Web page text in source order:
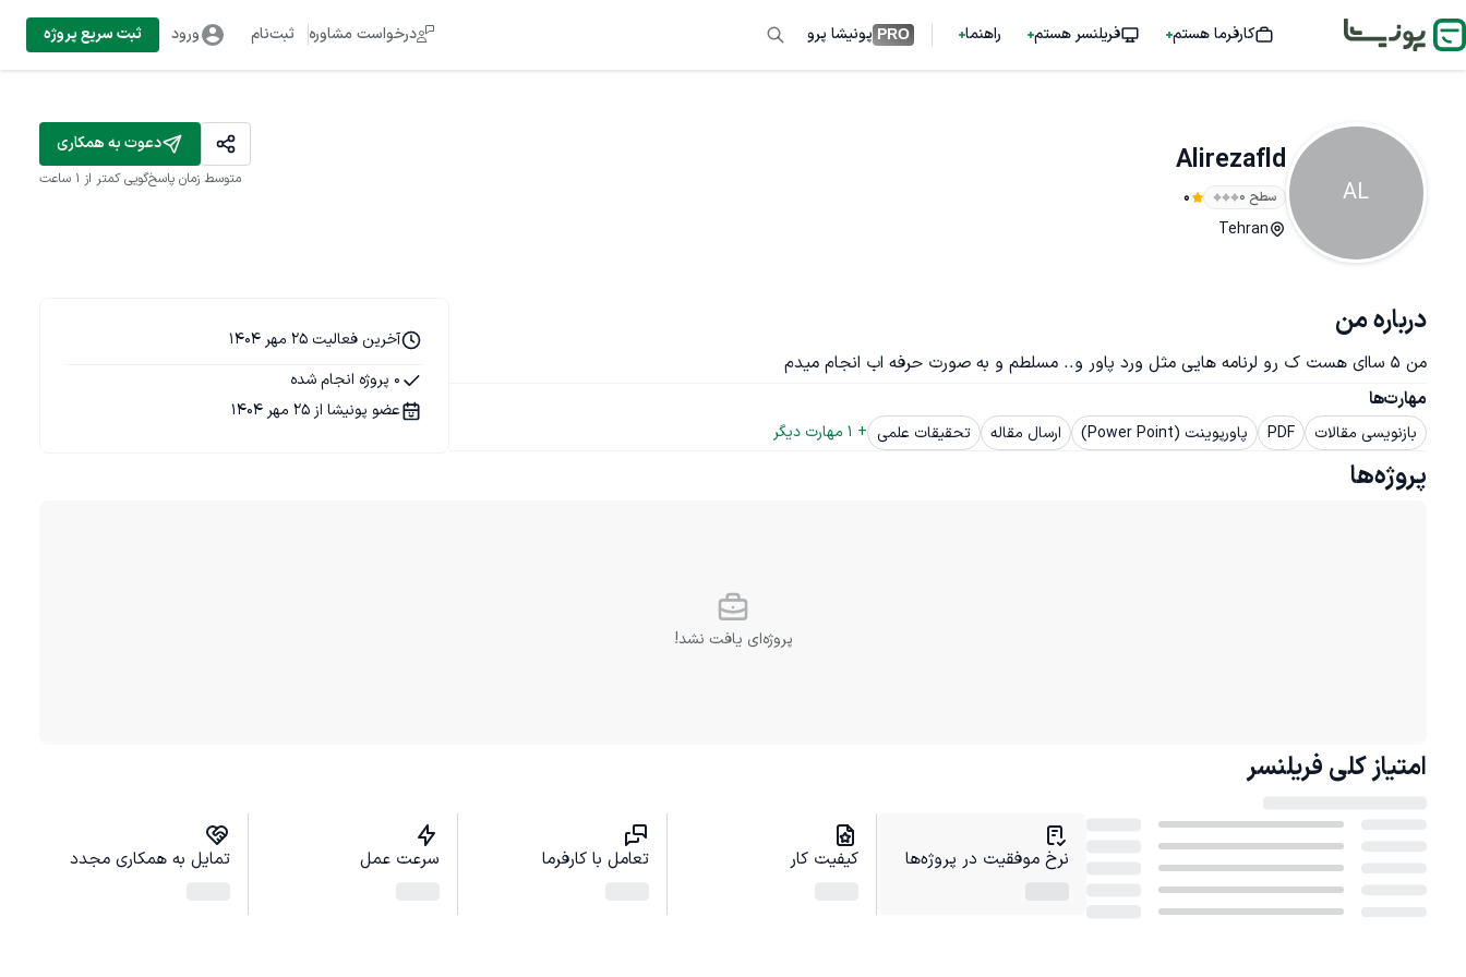
کارفرما هستم فریلنسر هستم راهنما PRO پونیشا پرو درخواست مشاوره ثبت‌نام ورود ثبت سریع پروژه
AL
Alirezafld
سطح ۰ 0
Tehran
دعوت به همکاری
متوسط زمان پاسخ‌گویی کمتر از 1 ساعت
درباره من
من ۵ ساای هست ک رو لرنامه هایی مثل ورد پاور و.. مسلطم و به صورت حرفه اب انجام میدم
مهارت‌ها
بازنویسی مقالات PDF پاورپوینت (Power Point) ارسال مقاله تحقیقات علمی +
1 مهارت دیگر
آخرین فعالیت 25 مهر 1404
0 پروژه انجام شده
عضو پونیشا از 25 مهر 1404
پروژه‌ها
پروژه‌ای یافت نشد!
امتیاز کلی فریلنسر
نرخ موفقیت در پروژه‌ها کیفیت کار تعامل با کارفرما سرعت عمل تمایل به همکاری مجدد